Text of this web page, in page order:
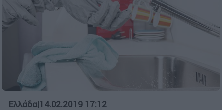
Ελλάδα|14.02.2019 17:12